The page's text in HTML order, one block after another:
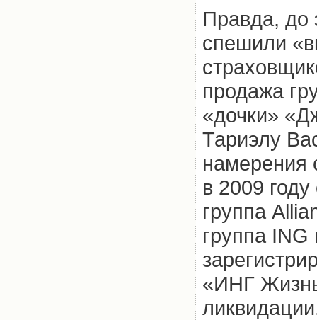
Правда, до
спешили
продажа
«дочки»
Тариэлу
намерения
в 2009
группа
группа
«ИНГ